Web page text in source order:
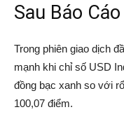
Sau Báo
Trong phiên giao dịch
mạnh khi chỉ số USD
đồng bạc xanh so với
100,07 điểm.